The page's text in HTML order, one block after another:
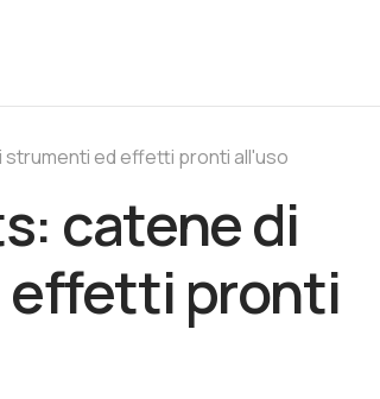
ed effetti pronti all'uso
catene di
pronti